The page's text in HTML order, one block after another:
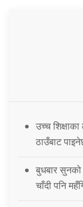
उच्च
ठाउँबाट
बुधबार सुनको
चाँदी पनि